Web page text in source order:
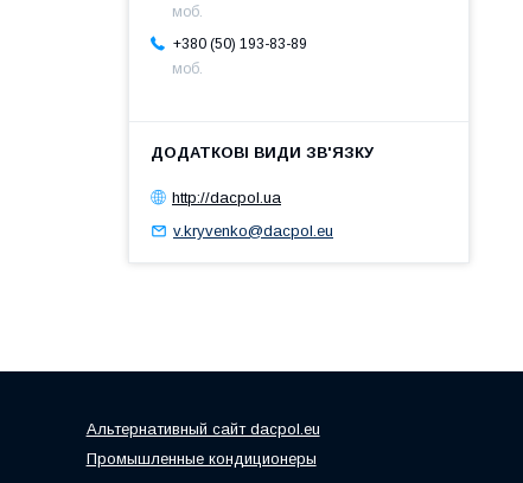
моб.
+380 (50) 193-83-89
моб.
http://dacpol.ua
v.kryvenko@dacpol.eu
Альтернативный сайт dacpol.eu
Промышленные кондиционеры